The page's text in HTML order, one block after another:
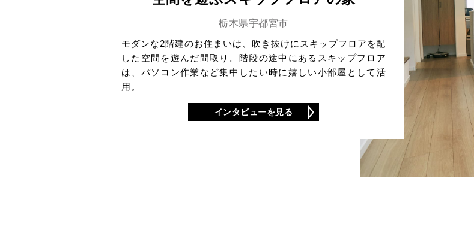
栃木県宇都宮市
モダンな2階建のお住まいは、吹き抜けにスキップフロアを配
した空間を遊んだ間取り。階段の途中にあるスキップフロア
は、パソコン作業など集中したい時に嬉しい小部屋として活
用。
インタビューを見る